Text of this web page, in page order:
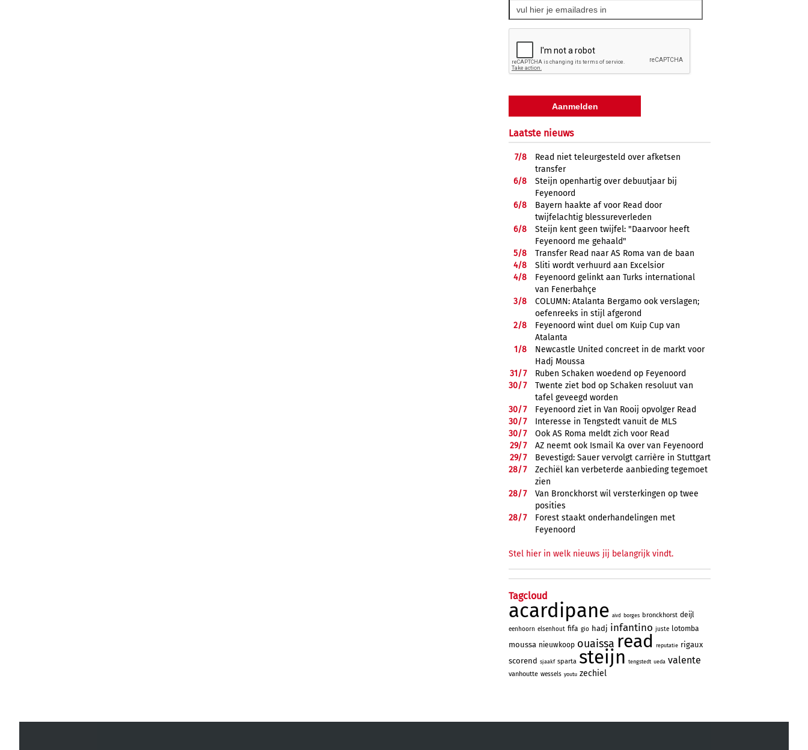
Laatste nieuws
7/8
Read niet teleurgesteld over afketsen
transfer
6/8
Steijn openhartig over debuutjaar bij
Feyenoord
6/8
Bayern haakte af voor Read door
twijfelachtig blessureverleden
6/8
Steijn kent geen twijfel: "Daarvoor heeft
Feyenoord me gehaald"
5/8
Transfer Read naar AS Roma van de baan
4/8
Sliti wordt verhuurd aan Excelsior
4/8
Feyenoord gelinkt aan Turks international
van Fenerbahçe
3/8
COLUMN: Atalanta Bergamo ook verslagen;
oefenreeks in stijl afgerond
2/8
Feyenoord wint duel om Kuip Cup van
Atalanta
1/8
Newcastle United concreet in de markt voor
Hadj Moussa
31/7
Ruben Schaken woedend op Feyenoord
30/7
Twente ziet bod op Schaken resoluut van
tafel geveegd worden
30/7
Feyenoord ziet in Van Rooij opvolger Read
30/7
Interesse in Tengstedt vanuit de MLS
30/7
Ook AS Roma meldt zich voor Read
29/7
AZ neemt ook Ismail Ka over van Feyenoord
29/7
Bevestigd: Sauer vervolgt carrière in Stuttgart
28/7
Zechiël kan verbeterde aanbieding tegemoet
zien
28/7
Van Bronckhorst wil versterkingen op twee
posities
28/7
Forest staakt onderhandelingen met
Feyenoord
Stel hier in welk nieuws jij belangrijk vindt.
Tagcloud
acardipane aivd borges bronckhorst deijl
eenhoorn elsenhout fifa gio hadj infantino juste lotomba
moussa nieuwkoop ouaissa read reputatie rigaux
scorend sjaakf sparta steijn tengstedt ueda valente
vanhoutte wessels youtu zechiel